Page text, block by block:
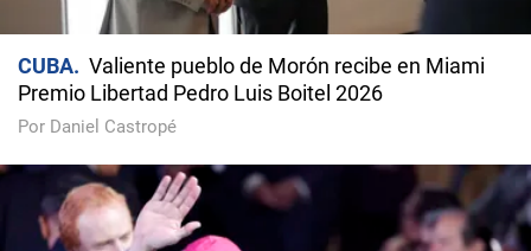
CUBA
Valiente pueblo de Morón recibe en Miami
Premio Libertad Pedro Luis Boitel 2026
Por Daniel Castropé